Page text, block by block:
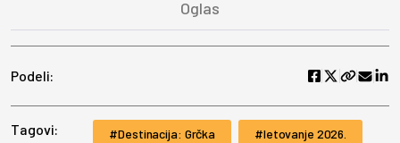
Podeli:
Tagovi: Destinacija: Grčka letovanje 2026.